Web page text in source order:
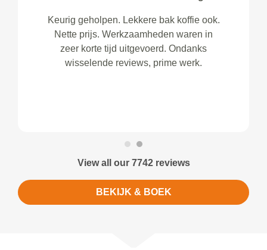
Keurig geholpen. Lekkere bak koffie ook.
Nette prijs. Werkzaamheden waren in
zeer korte tijd uitgevoerd. Ondanks
wisselende reviews, prime werk.
View all our 7742 reviews
BEKIJK & BOEK